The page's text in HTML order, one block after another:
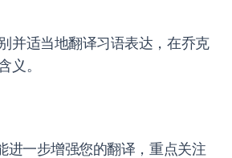
并适当地翻译习语表达，在乔克
义。
进一步增强您的翻译，重点关注